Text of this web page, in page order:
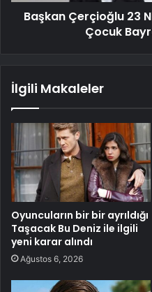
Başkan Çerçioğlu 23
Çocuk
İlgili Makaleler
Oyuncuların bir bir ayrıldığı
Taşacak Bu Deniz ile ilgili
yeni karar alındı
Ağustos 6, 2026